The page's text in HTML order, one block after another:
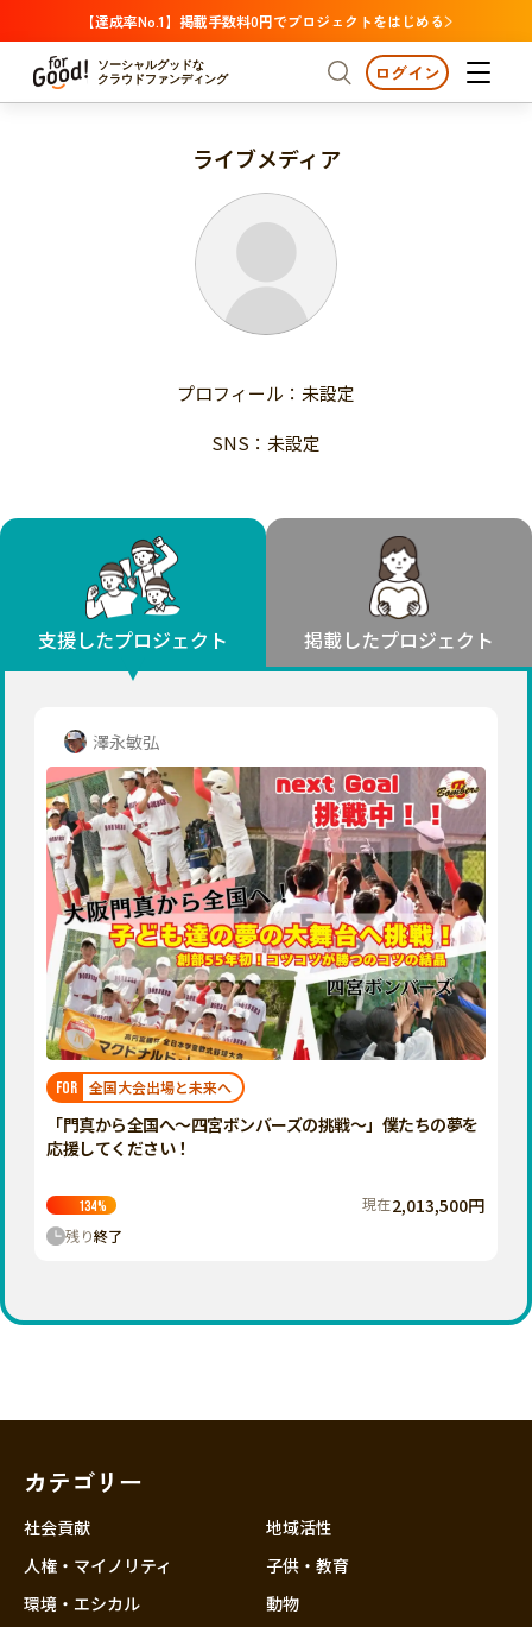
【達成率No.1】掲載手数料0円でプロジェクトをはじめる
ソーシャルグッドな
クラウドファンディング
プロジェクトからさがす 注目
支援金額が多い
支援人数が多い
終了日が近い
国際協力
子ども・教育
フード・農業
文化
環境・エシカル
人権・マイノリティ
社会貢献
地域からさがす 北海道・東北
北海道
宮城
秋田
山形
福島
関東
茨城
栃木
群馬
千葉
神奈川
石川
近畿
支援金額が多い
終了日が近い
カテゴリーからさがす
医療・福祉
子ども・教育
人権・マイノリティ
北海道 青森 岩手 宮城
秋田
福島
茨城 栃木 群馬
千葉
東京
神奈川
新潟 富山
長野
岐阜 静岡 愛知
近畿
三重 滋賀 京都 大阪
兵庫
奈良
和歌山
鳥取 島根 岡山 広島 山口
四国
徳島 香川 愛媛 高知
九州・沖縄
福岡 佐賀 長崎
宮崎
鹿児島 沖縄
ログイン
ライブメディア
プロフィール：未設定
SNS：未設定
支援したプロジェクト 掲載したプロジェクト
澤永敏弘
FOR 全国大会出場と未来へ
「門真から全国へ〜四宮ボンバーズの挑戦〜」僕たちの夢を
応援してください！
134% 現在2,013,500円
残り終了
カテゴリー
社会貢献
人権・マイノリティ
環境・エシカル
地域活性
子供・教育
動物